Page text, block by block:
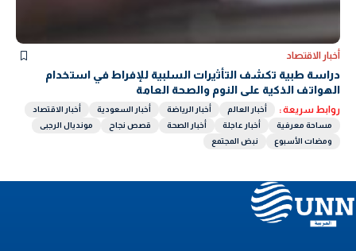
أخبار الاقتصاد
دراسة طبية تكشف التأثيرات السلبية للإفراط في استخدام
الهواتف الذكية على النوم والصحة العامة
روابط سريعة : أخبار العالم أخبار الرياضة أخبار السعودية
أخبار الاقتصاد
مساحة معرفية
أخبار عاجلة أخبار الصحة قصص نجاح
مونديال الرجبى
ومضات الأسبوع
نبض المجتمع